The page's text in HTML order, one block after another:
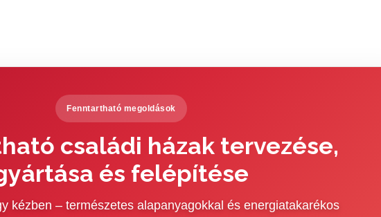
Fenntartható megoldások
családi házak tervezése,
és felépítése
kézben – természetes alapanyagokkal és energiatakarékos